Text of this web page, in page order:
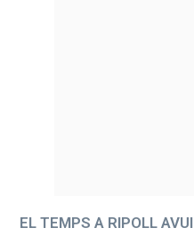
EL TEMPS A RIPOLL AVUI